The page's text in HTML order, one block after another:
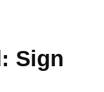
Sign